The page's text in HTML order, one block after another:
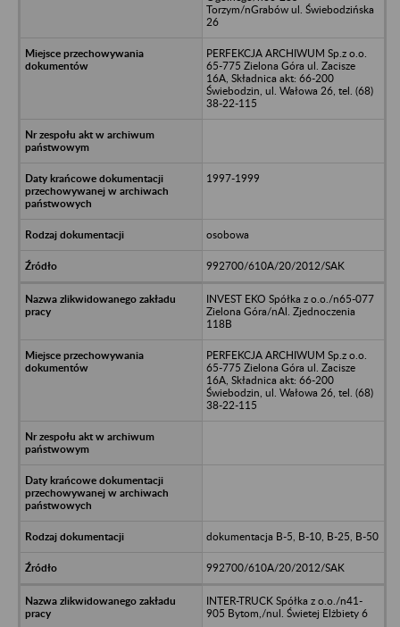
Torzym/nGrabów ul. Świebodzińska
26
PERFEKCJA ARCHIWUM Sp.z o.o.
65-775 Zielona Góra ul. Zacisze
16A, Składnica akt: 66-200
Świebodzin, ul. Wałowa 26, tel. (68)
38-22-115
1997-1999
osobowa
992700/610A/20/2012/SAK
INVEST EKO Spółka z o.o./n65-077
Zielona Góra/nAl. Zjednoczenia
118B
PERFEKCJA ARCHIWUM Sp.z o.o.
65-775 Zielona Góra ul. Zacisze
16A, Składnica akt: 66-200
Świebodzin, ul. Wałowa 26, tel. (68)
38-22-115
dokumentacja B-5, B-10, B-25, B-50
992700/610A/20/2012/SAK
INTER-TRUCK Spółka z o.o./n41-
905 Bytom,/nul. Świetej Elżbiety 6